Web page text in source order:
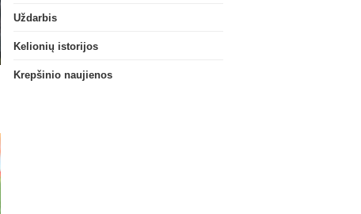
Uždarbis
Kelionių istorijos
Krepšinio naujienos